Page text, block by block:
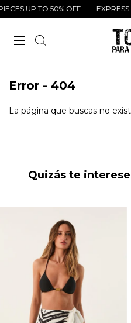
UP TO 50% OFF EXPRESS
Error - 404
La página que buscas no
Quizás te